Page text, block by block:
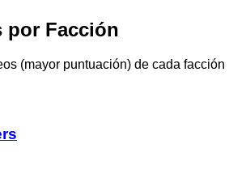
por Facción
(mayor puntuación) de cada facción